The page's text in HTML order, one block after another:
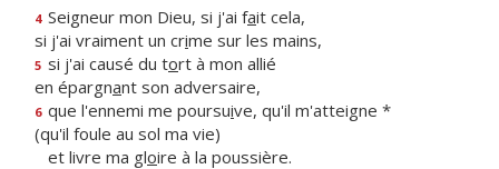
4 Seigneur mon Dieu, si j'ai fait cela,
si j'ai vraiment un crime sur les mains,
5 si j'ai causé du tort à mon allié
en épargnant son adversaire,
6 que l'ennemi me poursuive, qu'il m'atteigne *
(qu'il foule au sol ma vie)
et livre ma gloire à la poussière.